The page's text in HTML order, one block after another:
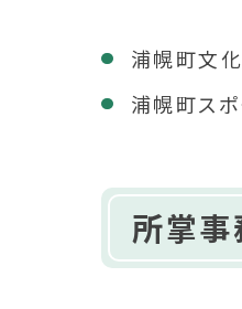
浦幌町文
浦幌町ス
所掌事